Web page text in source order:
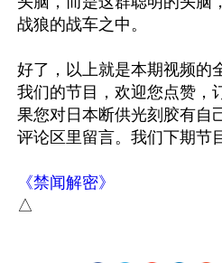
战狼的战车之中。
好了，以上就是本期视频的
我们的节目，欢迎您点赞，
果您对日本断供光刻胶有自
评论区里留言。我们下期节
《禁闻解密》